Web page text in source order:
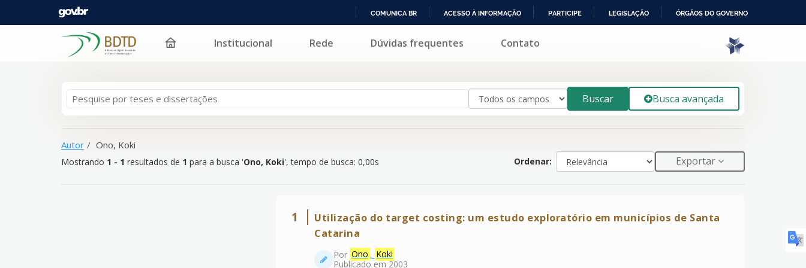
PARA
COMUNICA BR ACESSO À INFORMAÇÃO PARTICIPE LEGISLAÇÃO ÓRGÃOS DO GOVERNO
resultados de1para a busca ' Ono, Koki'
Pular para o conteúdo Institucional Rede Dúvidas frequentes Contato
Buscar Busca avançada
Autor Ono, Koki
Mostrando 1 - 1 resultados de 1 para a busca 'Ono, Koki', tempo de busca: 0,00s Ordenar: Exportar
1
Utilização do target costing: um estudo exploratório em municípios de Santa
Catarina
Por Ono , Koki
Publicado em 2003